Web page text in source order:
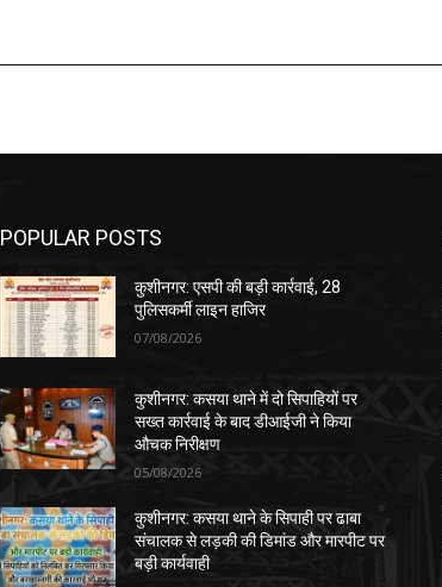
POPULAR POSTS
कुशीनगर: एसपी की बड़ी कार्रवाई, 28
पुलिसकर्मी लाइन हाजिर
07/08/2026
कुशीनगर: कसया थाने में दो सिपाहियों पर
सख्त कार्रवाई के बाद डीआईजी ने किया
औचक निरीक्षण
05/08/2026
कुशीनगर: कसया थाने के सिपाही पर ढाबा
संचालक से लड़की की डिमांड और मारपीट पर
बड़ी कार्यवाही